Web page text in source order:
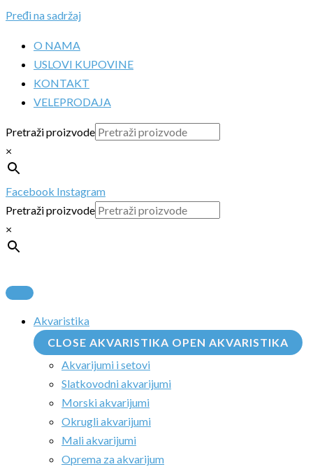
Pređi na sadržaj
O NAMA
USLOVI KUPOVINE
KONTAKT
VELEPRODAJA
Pretraži proizvode
×
Facebook Instagram
Pretraži proizvode
×
Akvaristika
CLOSE AKVARISTIKA OPEN AKVARISTIKA
Akvarijumi i setovi
Slatkovodni akvarijumi
Morski akvarijumi
Okrugli akvarijumi
Mali akvarijumi
Oprema za akvarijum